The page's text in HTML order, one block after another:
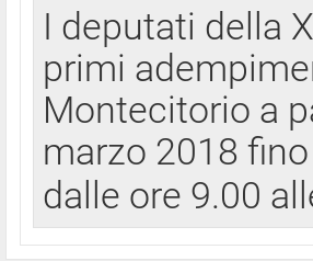
I deputati della
primi
Montecitorio a
marzo 2018
dalle ore 9.00